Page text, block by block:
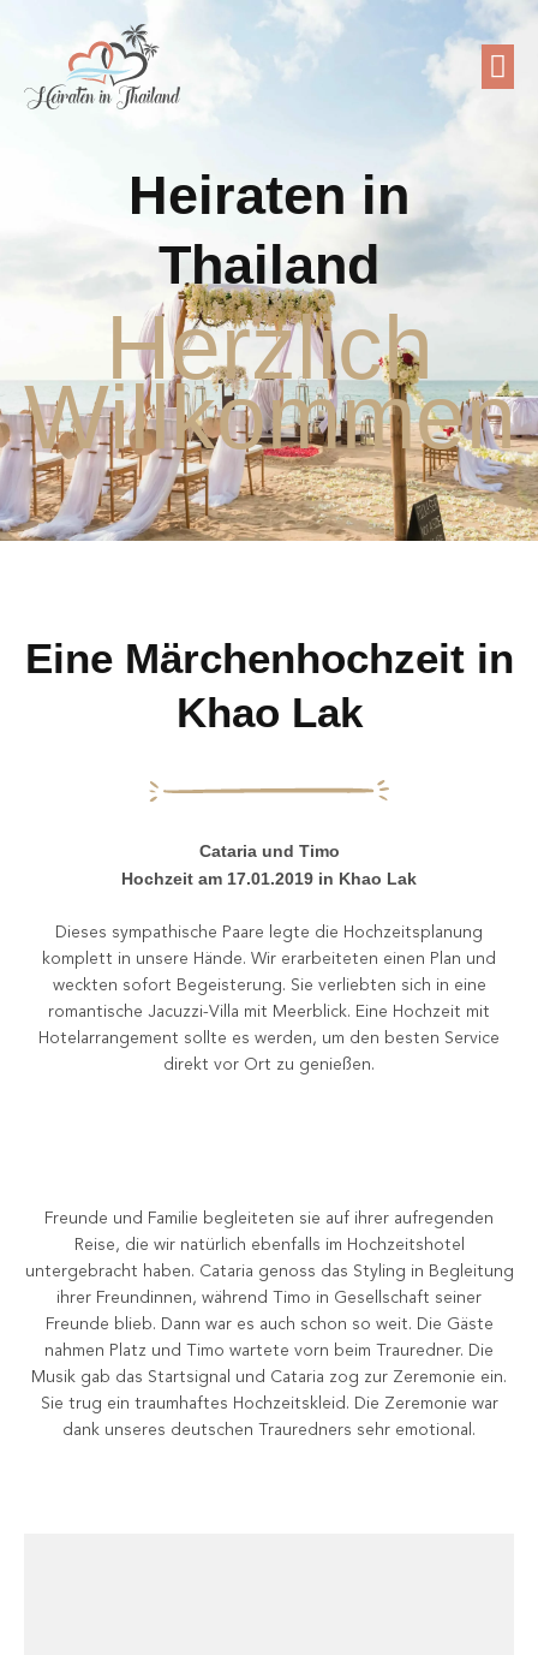
Heiraten in
Thailand
Herzlich
Willkommen
Eine Märchenhochzeit in
Khao Lak
Cataria und Timo
Hochzeit am 17.01.2019 in Khao Lak
Dieses sympathische Paare legte die Hochzeitsplanung
komplett in unsere Hände. Wir erarbeiteten einen Plan und
weckten sofort Begeisterung. Sie verliebten sich in eine
romantische Jacuzzi-Villa mit Meerblick. Eine Hochzeit mit
Hotelarrangement sollte es werden, um den besten Service
direkt vor Ort zu genießen.
Freunde und Familie begleiteten sie auf ihrer aufregenden
Reise, die wir natürlich ebenfalls im Hochzeitshotel
untergebracht haben. Cataria genoss das Styling in Begleitung
ihrer Freundinnen, während Timo in Gesellschaft seiner
Freunde blieb. Dann war es auch schon so weit. Die Gäste
nahmen Platz und Timo wartete vorn beim Trauredner. Die
Musik gab das Startsignal und Cataria zog zur Zeremonie ein.
Sie trug ein traumhaftes Hochzeitskleid. Die Zeremonie war
dank unseres deutschen Trauredners sehr emotional.